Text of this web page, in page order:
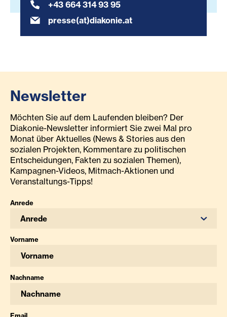
+43 664 314 93 95
presse(at)diakonie.at
Newsletter
Möchten Sie auf dem Laufenden bleiben? Der
Diakonie-Newsletter informiert Sie zwei Mal pro
Monat über Aktuelles (News & Stories aus den
sozialen Projekten, Kommentare zu politischen
Entscheidungen, Fakten zu sozialen Themen),
Kampagnen-Videos, Mitmach-Aktionen und
Veranstaltungs-Tipps!
Anrede
Anrede
Vorname
Nachname